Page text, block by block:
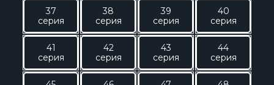
37
серия
38
серия
39
серия
40
серия
41
серия
42
серия
43
серия
44
серия